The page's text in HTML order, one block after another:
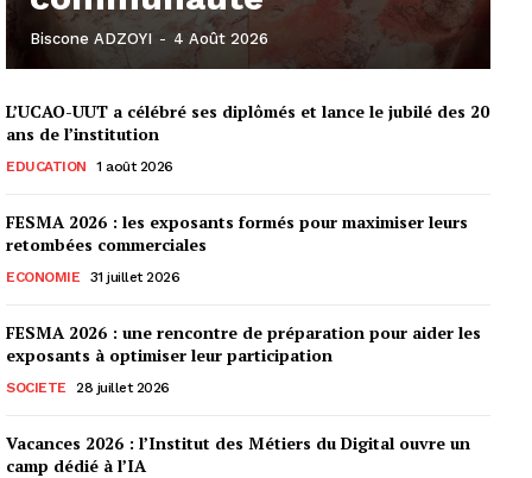
Biscone ADZOYI - 4 Août 2026
L’UCAO-UUT a célébré ses diplômés et lance le jubilé des 20
ans de l’institution
EDUCATION 1 août 2026
FESMA 2026 : les exposants formés pour maximiser leurs
retombées commerciales
ECONOMIE 31 juillet 2026
FESMA 2026 : une rencontre de préparation pour aider les
exposants à optimiser leur participation
SOCIETE 28 juillet 2026
Vacances 2026 : l’Institut des Métiers du Digital ouvre un
camp dédié à l’IA